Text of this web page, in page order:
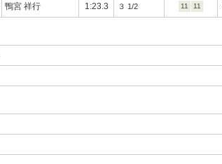
鴨宮 祥行 1:23.3 ３ 1/2 11 11